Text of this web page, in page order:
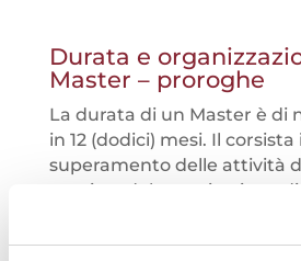
Durata e
Master – proroghe
La durata di un Master è di
in 12 (dodici) mesi. Il
superamento delle attività
previste dal proprio piano di
abbia assolto agli
amministrativi previsti